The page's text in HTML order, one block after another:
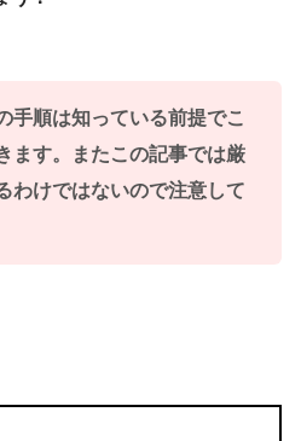
手順は知っている前提でこ
ます。またこの記事では厳
わけではないので注意して